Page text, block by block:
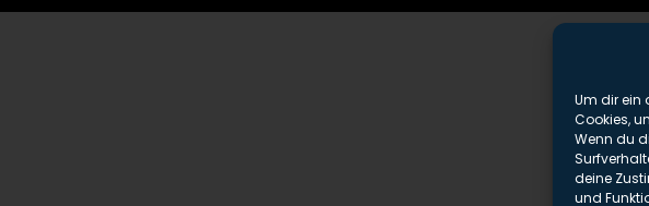
Um dir ein
Cookies,
Wenn du
deine
und